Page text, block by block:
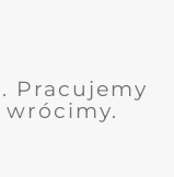
Pracujemy